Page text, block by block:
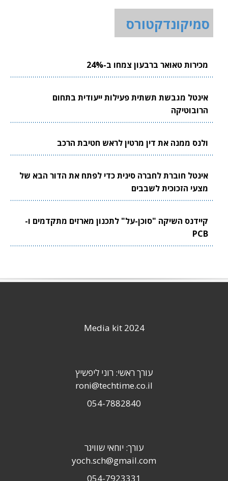
סמיקונדקטורס
מכירות טאואר ברבעון צמחו ב-24%
אינטל מגבשת תשתית פעילות ייעודית בתחום
הרובוטיקה
ולנס ממנה את דין מרטין לראש חטיבת הרכב
אינטל חוברת לחברה סינית כדי לפתח את הדור הבא של
מצעי הזכוכית לשבבים
קיידנס השיקה "סוכן-על" לתכנון מארזים מתקדמים ו-
PCB
Media kit 2024
עורך ראשי: רוני ליפשיץ
roni@techtime.co.il
054-7882840
עורך: יוחאי שוויגר
yoch.sch@gmail.com
054-7923331